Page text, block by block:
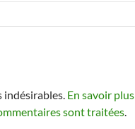
indésirables. En savoir plus
sont traitées.